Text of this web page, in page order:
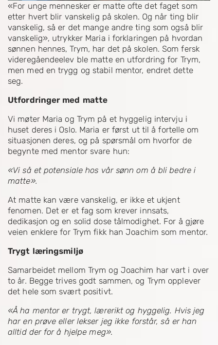
«For unge mennesker er matte ofte det faget som
etter hvert blir vanskelig på skolen. Og når ting blir
vanskelig, så er det mange andre ting som også blir
vanskelig», utrykker Maria i forklaringen på hvordan
sønnen hennes, Trym, har det på skolen. Som fersk
videregåendeelev ble matte en utfordring for Trym,
men med en trygg og stabil mentor, endret dette
seg.
Utfordringer med matte
Vi møter Maria og Trym på et hyggelig intervju i
huset deres i Oslo. Maria er først ut til å fortelle om
situasjonen deres, og på spørsmål om hvorfor de
begynte med mentor svare hun:
«Vi så et potensiale hos vår sønn om å bli bedre i
matte».
At matte kan være vanskelig, er ikke et ukjent
fenomen. Det er et fag som krever innsats,
dedikasjon og en solid dose tålmodighet. For å gjøre
veien enklere for Trym fikk han Joachim som mentor.
Trygt læringsmiljø
Samarbeidet mellom Trym og Joachim har vart i over
to år. Begge trives godt sammen, og Trym opplever
det hele som svært positivt.
«Å ha mentor er trygt, lærerikt og hyggelig. Hvis jeg
har en prøve eller lekser jeg ikke forstår, så er han
alltid der for å hjelpe meg».